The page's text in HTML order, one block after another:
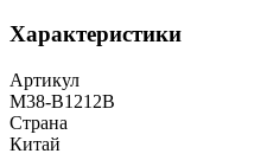
Характеристики
Артикул
M38-B1212B
Страна
Китай